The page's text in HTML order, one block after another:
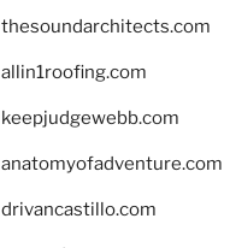
thesoundarchitects.com
allin1roofing.com
keepjudgewebb.com
anatomyofadventure.com
drivancastillo.com